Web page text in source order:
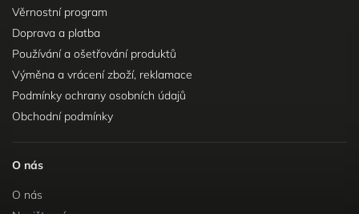
Věrnostní program
Doprava a platba
Používání a ošetřování produktů
Výměna a vrácení zboží, reklamace
Podmínky ochrany osobních údajů
Obchodní podmínky
O nás
O nás